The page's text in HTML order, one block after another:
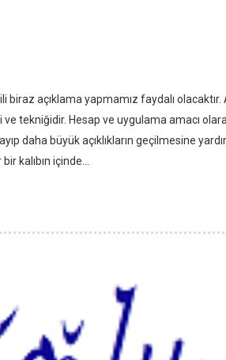
biraz açıklama yapmamız faydalı
tekniğidir. Hesap ve uygulama amacı
daha büyük açıklıkların geçilmesine
kalıbın içinde...